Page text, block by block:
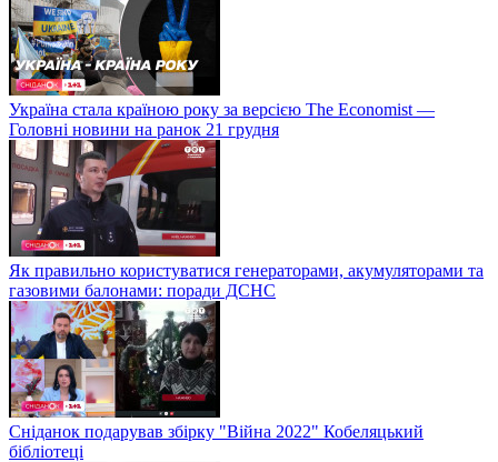
Україна стала країною року за версією The Economist —
Головні новини на ранок 21 грудня
Як правильно користуватися генераторами, акумуляторами та
газовими балонами: поради ДСНС
Сніданок подарував збірку "Війна 2022" Кобеляцький
бібліотеці